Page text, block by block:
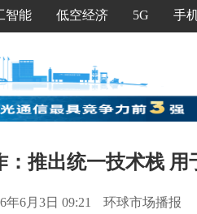
智能 低空经济 5G 手
推出统一技术栈 用
年6月3日 09:21 环球市场播报